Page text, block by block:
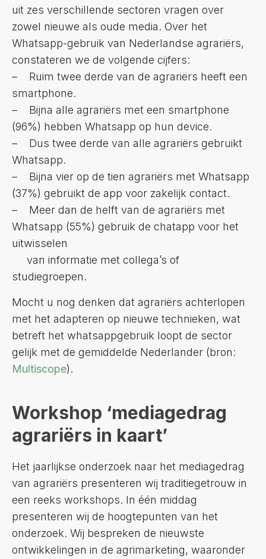
uit zes verschillende sectoren vragen over
zowel nieuwe als oude media. Over het
Whatsapp-gebruik van Nederlandse agrariërs,
constateren we de volgende cijfers:
– Ruim twee derde van de agrariërs heeft een
smartphone.
– Bijna alle agrariërs met een smartphone
(96%) hebben Whatsapp op hun device.
– Dus twee derde van alle agrariërs gebruikt
Whatsapp.
– Bijna vier op de tien agrariërs met Whatsapp
(37%) gebruikt de app voor zakelijk contact.
– Meer dan de helft van de agrariërs met
Whatsapp (55%) gebruik de chatapp voor het
uitwisselen
van informatie met collega’s of
studiegroepen.
Mocht u nog denken dat agrariërs achterlopen
met het adapteren op nieuwe technieken, wat
betreft het whatsappgebruik loopt de sector
gelijk met de gemiddelde Nederlander (bron:
Multiscope).
Workshop ‘mediagedrag
agrariërs in kaart’
Het jaarlijkse onderzoek naar het mediagedrag
van agrariërs presenteren wij traditiegetrouw in
een reeks workshops. In één middag
presenteren wij de hoogtepunten van het
onderzoek. Wij bespreken de nieuwste
ontwikkelingen in de agrimarketing, waaronder